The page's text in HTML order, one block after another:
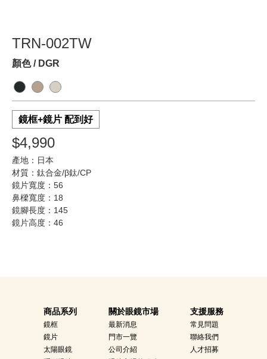
TRN-002TW
顏色 / DGR
鏡框+鏡片 配到好
$4,990
產地：日本
材質：鈦合金/β鈦/CP
鏡片寬度：56
鼻樑寬度：18
鏡腳長度：145
鏡片高度：46
商品系列
鏡框
鏡片
太陽眼鏡
關於眼鏡市場
最新消息
門市一覽
公司介紹
支援服務
常見問題
聯絡我們
人才招募